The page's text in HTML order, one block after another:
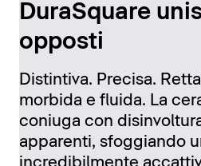
DuraSquare
opposti
Distintiva. Precisa.
morbida e fluida. La
coniuga con
apparenti, sfoggiando